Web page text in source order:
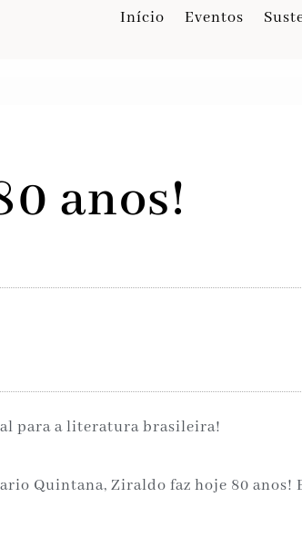
Início Eventos
anos!
para a literatura brasileira!
Quintana, Ziraldo faz hoje 80 anos!